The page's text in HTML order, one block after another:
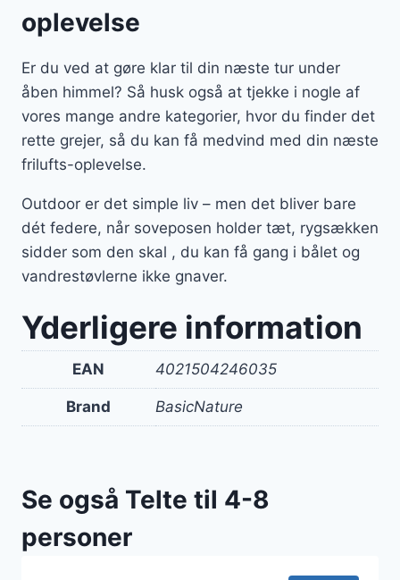
oplevelse
Er du ved at gøre klar til din næste tur under
åben himmel? Så husk også at tjekke i nogle af
vores mange andre kategorier, hvor du finder det
rette grejer, så du kan få medvind med din næste
frilufts-oplevelse.
Outdoor er det simple liv – men det bliver bare
dét federe, når soveposen holder tæt, rygsækken
sidder som den skal , du kan få gang i bålet og
vandrestøvlerne ikke gnaver.
Yderligere information
EAN 4021504246035
Brand BasicNature
Se også Telte til 4-8
personer